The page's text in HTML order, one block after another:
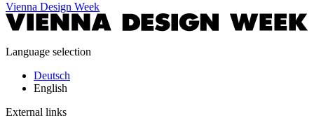
Vienna Design Week
Language selection
Deutsch
English
External links